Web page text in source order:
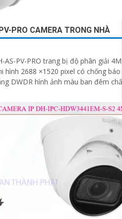
PRO CAMERA TRONG NHÀ
AS-PV-PRO trang bị độ phân giải
hình 2688 ×1520 pixel có chống
DWDR hình ảnh màu ban đêm